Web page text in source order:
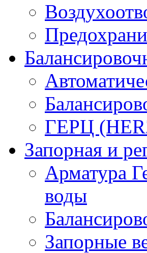
ГЕРЦ
Запорная и
Арматура
воды
Запорные